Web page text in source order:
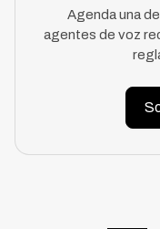
Agenda una
agentes de voz